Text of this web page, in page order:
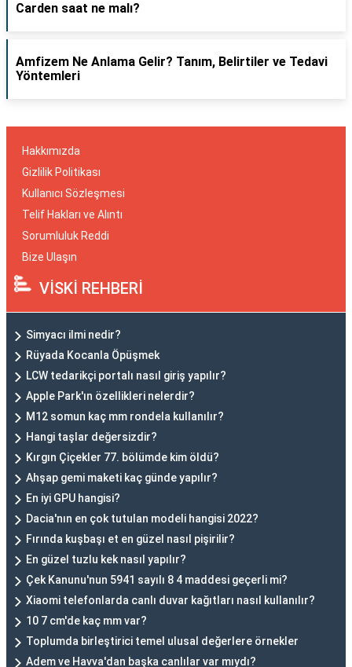
Carden saat ne malı?
Amfizem Ne Anlama Gelir? Tanım, Belirtiler ve Tedavi
Yöntemleri
Hakkımızda
Gizlilik Politikası
Kullanıcı Sözleşmesi
Telif Hakları ve Alıntı
Sorumluluk Reddi
Bize Ulaşın
VİSKİ REHBERİ
Simyacı ilmi nedir?
Rüyada Kocanla Öpüşmek
LCW tedarikçi portalı nasıl giriş yapılır?
Apple Park'ın özellikleri nelerdir?
M12 somun kaç mm rondela kullanılır?
Hangi taşlar değersizdir?
Kırgın Çiçekler 77. bölümde kim öldü?
Ahşap gemi maketi kaç günde yapılır?
En iyi GPU hangisi?
Dacia'nın en çok tutulan modeli hangisi 2022?
Fırında kuşbaşı et en güzel nasıl pişirilir?
En güzel tuzlu kek nasıl yapılır?
Çek Kanunu'nun 5941 sayılı 8 4 maddesi geçerli mi?
Xiaomi telefonlarda canlı duvar kağıtları nasıl kullanılır?
10 7 cm'de kaç mm var?
Toplumda birleştirici temel ulusal değerlere örnekler
Adem ve Havva'dan başka canlılar var mıydı?